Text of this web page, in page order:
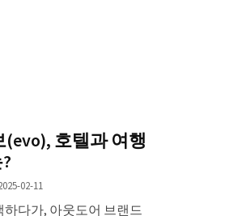
호텔과 여행
02-11
다가, 아웃도어 브랜드